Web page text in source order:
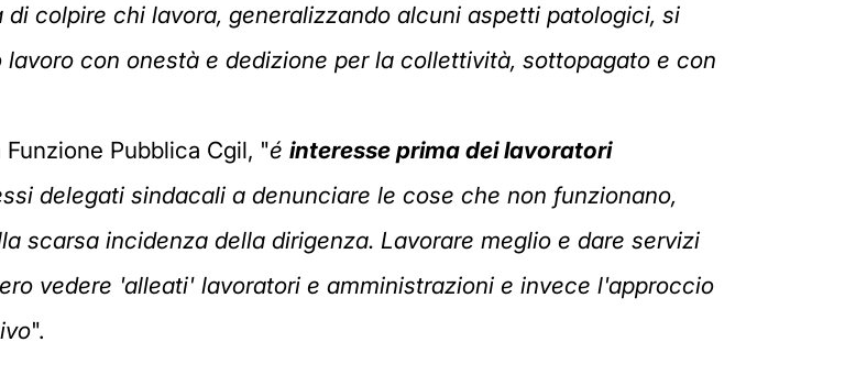
colpire chi lavora, generalizzando alcuni aspetti patologici, si
con onestà e dedizione per la collettività, sottopagato e con
Pubblica Cgil, "é interesse prima dei lavoratori
delegati sindacali a denunciare le cose che non funzionano,
scarsa incidenza della dirigenza. Lavorare meglio e dare servizi
vedere 'alleati' lavoratori e amministrazioni e invece l'approccio
".